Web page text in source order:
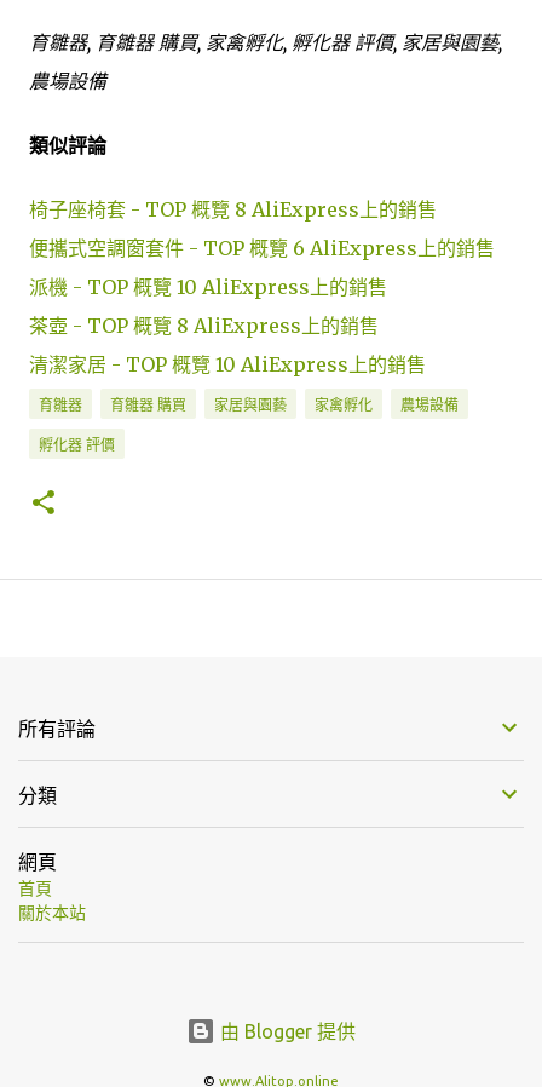
育雛器, 育雛器 購買, 家禽孵化, 孵化器 評價, 家居與園藝,
農場設備
類似評論
椅子座椅套 - TOP 概覽 8 AliExpress上的銷售
便攜式空調窗套件 - TOP 概覽 6 AliExpress上的銷售
派機 - TOP 概覽 10 AliExpress上的銷售
茶壺 - TOP 概覽 8 AliExpress上的銷售
清潔家居 - TOP 概覽 10 AliExpress上的銷售
育雛器 育雛器 購買 家居與園藝 家禽孵化 農場設備
孵化器 評價
所有評論
分類
網頁
首頁
關於本站
由 Blogger 提供
© www.Alitop.online